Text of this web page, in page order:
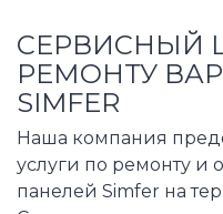
СЕРВИСНЫЙ
РЕМОНТУ
SIMFER
Наша компания
услуги по ремонту и
панелей Simfer на